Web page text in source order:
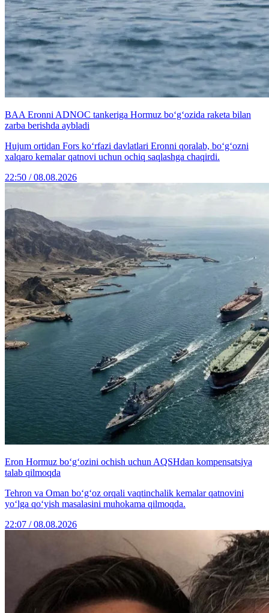
BAA Eronni ADNOC tankeriga Hormuz bo‘g‘ozida raketa bilan
zarba berishda aybladi
Hujum ortidan Fors ko‘rfazi davlatlari Eronni qoralab, bo‘g‘ozni
xalqaro kemalar qatnovi uchun ochiq saqlashga chaqirdi.
22:50 / 08.08.2026
Eron Hormuz bo‘g‘ozini ochish uchun AQSHdan kompensatsiya
talab qilmoqda
Tehron va Oman bo‘g‘oz orqali vaqtinchalik kemalar qatnovini
yo‘lga qo‘yish masalasini muhokama qilmoqda.
22:07 / 08.08.2026